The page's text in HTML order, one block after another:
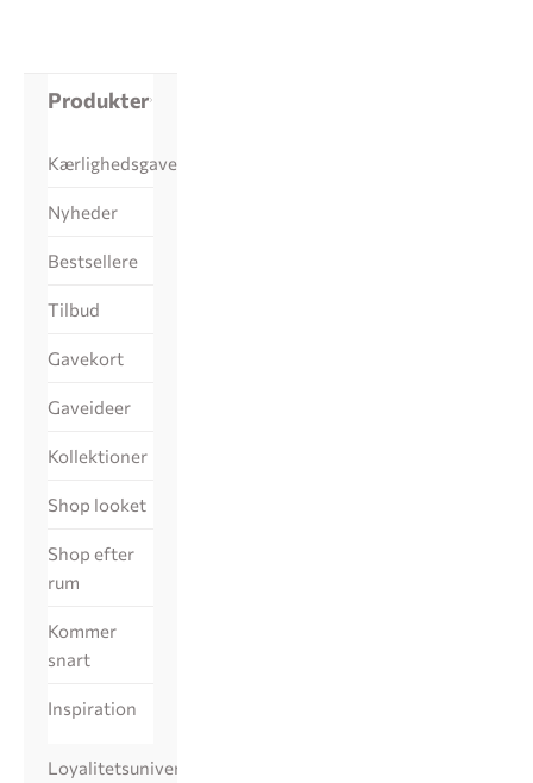
Produkter
Kærlighedsgaver
Nyheder
Bestsellere
Tilbud
Gavekort
Gaveideer
Kollektioner
Shop looket
Shop efter
rum
Kommer
snart
Inspiration
Loyalitetsunivers